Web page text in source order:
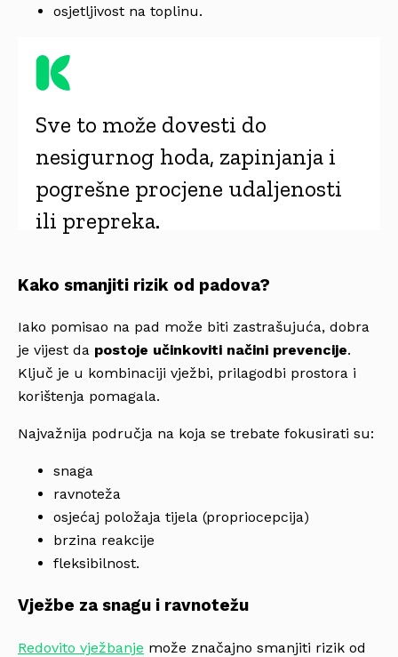
osjetljivost na toplinu.
Sve to može dovesti do
nesigurnog hoda, zapinjanja i
pogrešne procjene udaljenosti
ili prepreka.
Kako smanjiti rizik od padova?
Iako pomisao na pad može biti zastrašujuća, dobra
je vijest da postoje učinkoviti načini prevencije.
Ključ je u kombinaciji vježbi, prilagodbi prostora i
korištenja pomagala.
Najvažnija područja na koja se trebate fokusirati su:
snaga
ravnoteža
osjećaj položaja tijela (propriocepcija)
brzina reakcije
fleksibilnost.
Vježbe za snagu i ravnotežu
Redovito vježbanje može značajno smanjiti rizik od